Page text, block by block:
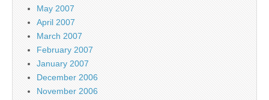
May 2007
April 2007
March 2007
February 2007
January 2007
December 2006
November 2006